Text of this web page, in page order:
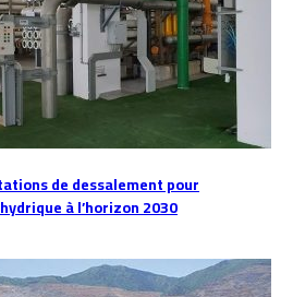
de dessalement pour
à l’horizon 2030